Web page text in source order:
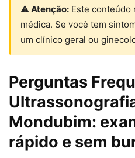
⚠ Atenção: Este conteúdo
médica. Se você tem
um clínico geral ou
Perguntas
Mondubim:
rápido e sem